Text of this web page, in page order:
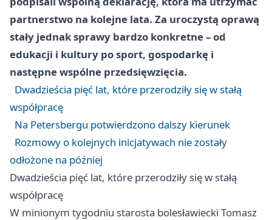
partnerstwo na kolejne lata. Za uroczystą oprawą
stały jednak sprawy bardzo konkretne – od
edukacji i kultury po sport, gospodarkę i
następne wspólne przedsięwzięcia.
Dwadzieścia pięć lat, które przerodziły się w stałą
współpracę
Na Petersbergu potwierdzono dalszy kierunek
Rozmowy o kolejnych inicjatywach nie zostały
odłożone na później
Dwadzieścia pięć lat, które przerodziły się w stałą
współpracę
W minionym tygodniu starosta bolesławiecki Tomasz